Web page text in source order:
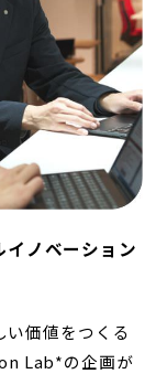
ノベーション
い価値をつくる
Lab*の企画が